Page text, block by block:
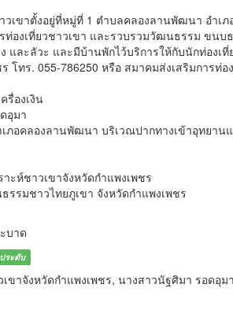
เขาตั้งอยู่ที่หมู่ที่ 1 ตำบลคลองลานพัฒนา อำเภ
ท่องเที่ยวชาวเขา และรวบรวมวัฒนธรรม ขน
ง และลัวะ และมีบ้านพักไว้บริการให้กับนักท่อง
โทร. 055-786250 หรือ สมาคมส่งเสริมการท่อ
ครื่องเงิน
อุมา
ภอคลองลานพัฒนา บริเวณปากทางเข้าอุทยาน
ะห์ชาวเขาจังหวัดกำแพงเพชร
รมชาวไทยภูเขา จังหวัดกำแพงเพชร
บาด
ระดับ
าจังหวัดกำแพงเพชร, นางสาวนัฐศิมา รอดอุมา